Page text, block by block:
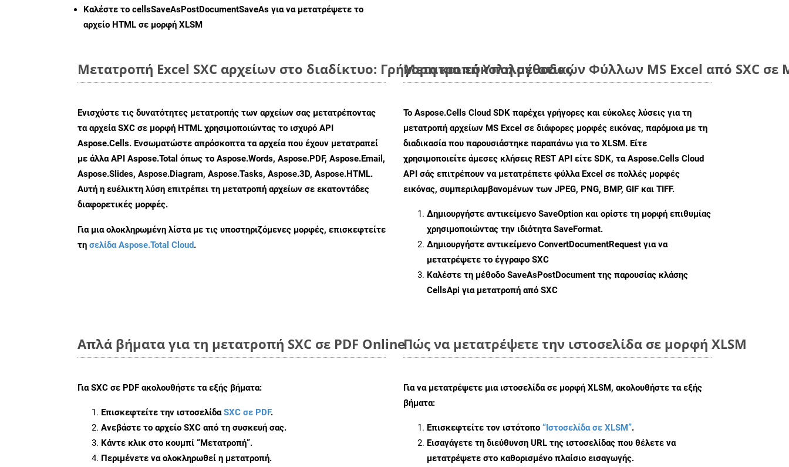
Καλέστε το cellsSaveAsPostDocumentSaveAs για να μετατρέψετε το
αρχείο HTML σε μορφή XLSM
Μετατροπή Excel SXC αρχείων στο διαδίκτυο: Γρήγορη και εύκολη μέθοδος
Ενισχύστε τις δυνατότητες μετατροπής των αρχείων σας μετατρέποντας
τα αρχεία SXC σε μορφή HTML χρησιμοποιώντας το ισχυρό API
Aspose.Cells. Ενσωματώστε απρόσκοπτα τα αρχεία που έχουν μετατραπεί
με άλλα API Aspose.Total όπως το Aspose.Words, Aspose.PDF, Aspose.Email,
Aspose.Slides, Aspose.Diagram, Aspose.Tasks, Aspose.3D, Aspose.HTML.
Αυτή η ευέλικτη λύση επιτρέπει τη μετατροπή αρχείων σε εκατοντάδες
διαφορετικές μορφές.
Για μια ολοκληρωμένη λίστα με τις υποστηριζόμενες μορφές, επισκεφτείτε
τη σελίδα Aspose.Total Cloud.
Μετατροπή Υπολογιστικών Φύλλων MS Excel από SXC
Το Aspose.Cells Cloud SDK παρέχει γρήγορες και εύκολες λύσεις για τη
μετατροπή αρχείων MS Excel σε διάφορες μορφές εικόνας, παρόμοια με τη
διαδικασία που παρουσιάστηκε παραπάνω για το XLSM. Είτε
χρησιμοποιείτε άμεσες κλήσεις REST API είτε SDK, τα Aspose.Cells Cloud
API σάς επιτρέπουν να μετατρέπετε φύλλα Excel σε πολλές μορφές
εικόνας, συμπεριλαμβανομένων των JPEG, PNG, BMP, GIF και TIFF.
Δημιουργήστε αντικείμενο SaveOption και ορίστε τη μορφή επιθυμίας
χρησιμοποιώντας την ιδιότηταSaveFormat.
Δημιουργήστε αντικείμενο ConvertDocumentRequest για να
μετατρέψετε το έγγραφο SXC
Καλέστε τη μέθοδο SaveAsPostDocument της παρουσίας κλάσης
CellsApi για μετατροπή από SXC
Απλά βήματα για τη μετατροπή SXC σε PDF Online
ΓιαSXC σε PDF ακολουθήστε τα εξής βήματα:
Επισκεφτείτε την ιστοσελίδαSXC σε PDF.
Ανεβάστε το αρχείο SXC από τη συσκευή σας.
Κάντε κλικ στο κουμπί “Μετατροπή”.
Περιμένετε να ολοκληρωθεί η μετατροπή.
Πώς να μετατρέψετε την ιστοσελίδα σε μορφή XLSM
Για να μετατρέψετε μια ιστοσελίδα σε μορφή XLSM, ακολουθήστε τα εξής
βήματα:
Επισκεφτείτε τον ιστότοπο “Ιστοσελίδα σε XLSM”.
Εισαγάγετε τη διεύθυνση URL της ιστοσελίδας που θέλετε να
μετατρέψετε στο καθορισμένο πλαίσιο εισαγωγής.